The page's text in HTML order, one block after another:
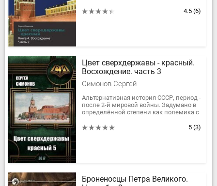
истории Великой...
4.5 (6)
Цвет сверхдержавы - красный.
Восхождение. часть 3
Симонов Сергей
Альтернативная история СССР, период -
после 2-й мировой войны. Задумано в
определённой степени как полемика с
направлением. Поэтому постарался5 (3)
Броненосцы Петра Великого.